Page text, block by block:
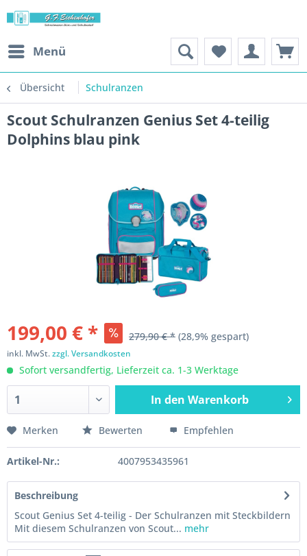
Menü
Übersicht Schulranzen
Scout Schulranzen Genius Set 4-teilig
Dolphins blau pink
199,00 € * 279,90 € * (28,9% gespart)
inkl. MwSt.zzgl. Versandkosten
Sofort versandfertig, Lieferzeit ca. 1-3 Werktage
In den Warenkorb
Merken Bewerten Empfehlen
Artikel-Nr.: 4007953435961
Beschreibung
Scout Genius Set 4-teilig - Der Schulranzen mit Steckbildern
Mit diesem Schulranzen von Scout... mehr